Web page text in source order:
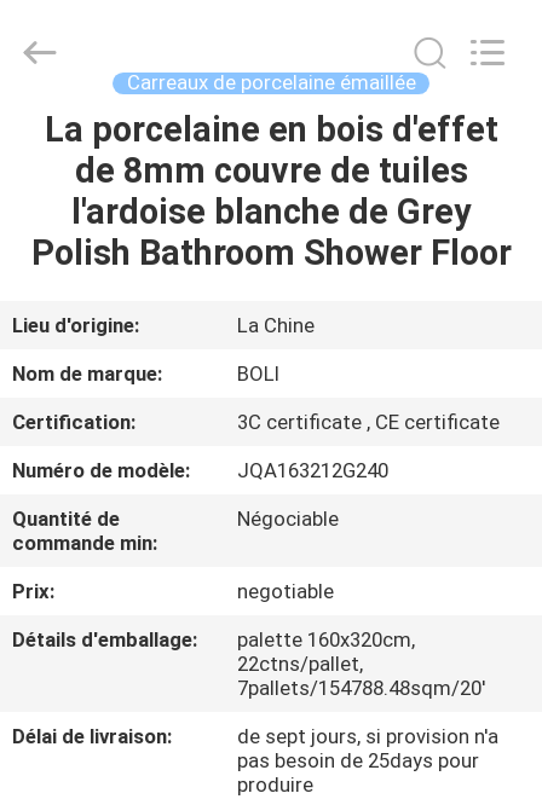
MAISON
VIDÉOS
À
PROPOS
DE
VISITE
L'USINE
CERAMICS
Carreaux de porcelaine émaillée
La porcelaine en bois d'effet
de 8mm couvre de tuiles
l'ardoise blanche de Grey
Polish Bathroom Shower Floor
Lieu d'origine:
La Chine
Nom de marque:
BOLI
Certification:
3C certificate , CE certificate
Numéro de modèle:
JQA163212G240
Quantité de
commande min:
Négociable
Prix:
negotiable
Détails d'emballage:
palette 160x320cm,
22ctns/pallet,
7pallets/154788.48sqm/20'
Délai de livraison:
de sept jours, si provision n'a
pas besoin de 25days pour
produire